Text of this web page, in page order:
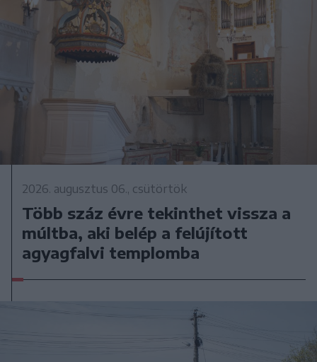
2026. augusztus 06., csütörtök
Több száz évre tekinthet vissza a
múltba, aki belép a felújított
agyagfalvi templomba